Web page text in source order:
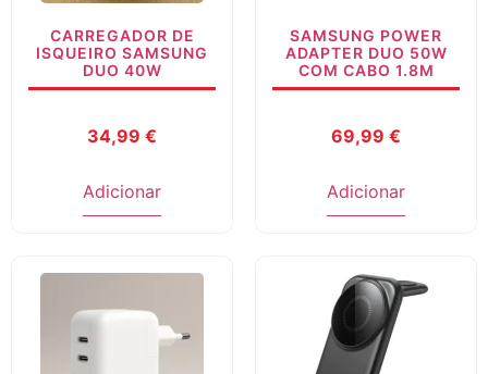
CARREGADOR DE
ISQUEIRO SAMSUNG
DUO 40W
34,99 €
Adicionar
SAMSUNG POWER
ADAPTER DUO 50W
COM CABO 1.8M
69,99 €
Adicionar